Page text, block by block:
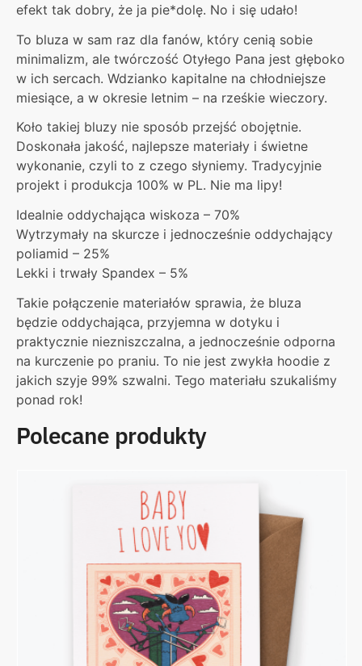
efekt tak dobry, że ja pie*dolę. No i się udało!
To bluza w sam raz dla fanów, który cenią sobie
minimalizm, ale twórczość Otyłego Pana jest głęboko
w ich sercach. Wdzianko kapitalne na chłodniejsze
miesiące, a w okresie letnim – na rześkie wieczory.
Koło takiej bluzy nie sposób przejść obojętnie.
Doskonała jakość, najlepsze materiały i świetne
wykonanie, czyli to z czego słyniemy. Tradycyjnie
projekt i produkcja 100% w PL. Nie ma lipy!
Idealnie oddychająca wiskoza – 70%
Wytrzymały na skurcze i jednocześnie oddychający
poliamid – 25%
Lekki i trwały Spandex – 5%
Takie połączenie materiałów sprawia, że bluza
będzie oddychająca, przyjemna w dotyku i
praktycznie niezniszczalna, a jednocześnie odporna
na kurczenie po praniu. To nie jest zwykła hoodie z
jakich szyje 99% szwalni. Tego materiału szukaliśmy
ponad rok!
Polecane produkty